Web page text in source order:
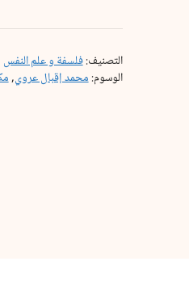
التصنيف:فلسفة و علم النفس
الوسوم:محمد إقبال عروي,